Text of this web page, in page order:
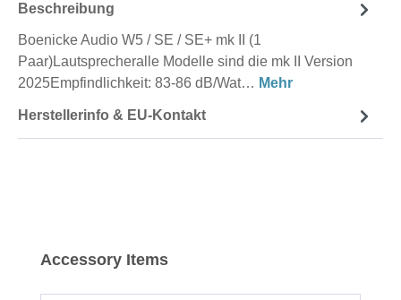
Beschreibung
Boenicke Audio W5 / SE / SE+ mk II (1
Paar)Lautsprecheralle Modelle sind die mk II Version
2025Empfindlichkeit: 83-86 dB/Wat… Mehr
Herstellerinfo & EU-Kontakt
Produktgalerie überspringen
Accessory Items